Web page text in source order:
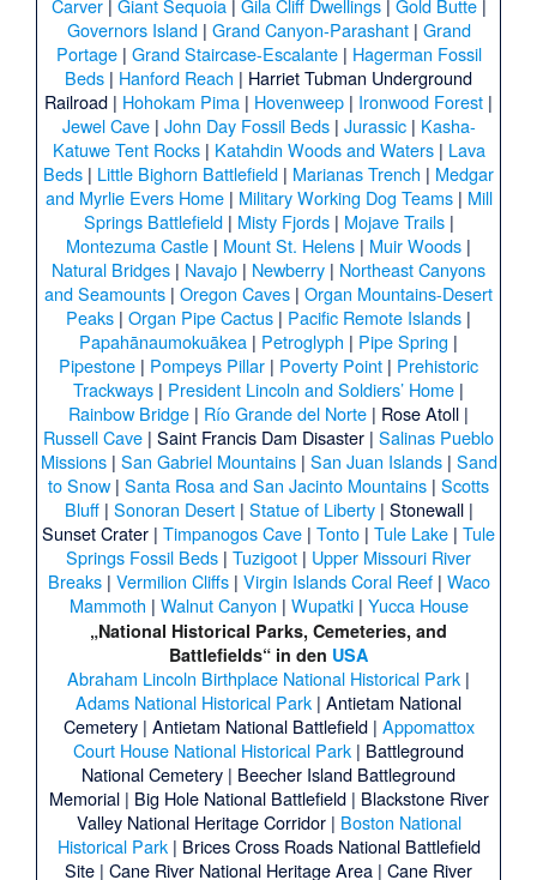
Carver| Giant Sequoia| Gila Cliff Dwellings| Gold Butte|
Governors Island| Grand Canyon-Parashant| Grand
Portage| Grand Staircase-Escalante| Hagerman Fossil
Beds | Hanford Reach | Harriet Tubman Underground
Railroad | Hohokam Pima | Hovenweep | Ironwood Forest |
Jewel Cave| John Day Fossil Beds| Jurassic| Kasha-
Katuwe Tent Rocks| Katahdin Woods and Waters| Lava
Beds | Little Bighorn Battlefield | Marianas Trench | Medgar
and Myrlie Evers Home| Military Working Dog Teams| Mill
Springs Battlefield| Misty Fjords| Mojave Trails|
Montezuma Castle | Mount St. Helens | Muir Woods |
Natural Bridges | Navajo | Newberry | Northeast Canyons
and Seamounts | Oregon Caves | Organ Mountains-Desert
Peaks | Organ Pipe Cactus | Pacific Remote Islands |
Papahānaumokuākea | Petroglyph | Pipe Spring |
Pipestone | Pompeys Pillar | Poverty Point | Prehistoric
Trackways | President Lincoln and Soldiers’ Home |
Rainbow Bridge | Río Grande del Norte | Rose Atoll |
Russell Cave | Saint Francis Dam Disaster | Salinas Pueblo
Missions| San Gabriel Mountains| San Juan Islands| Sand
to Snow | Santa Rosa and San Jacinto Mountains | Scotts
Bluff| Sonoran Desert| Statue of Liberty| Stonewall|
Sunset Crater | Timpanogos Cave | Tonto | Tule Lake | Tule
Springs Fossil Beds | Tuzigoot | Upper Missouri River
Breaks| Vermilion Cliffs| Virgin Islands Coral Reef| Waco
Mammoth | Walnut Canyon | Wupatki| Yucca House
„National Historical Parks, Cemeteries, and
Battlefields“ in den USA
Abraham Lincoln Birthplace National Historical Park |
Adams National Historical Park | Antietam National
Cemetery| Antietam National Battlefield| Appomattox
Court House National Historical Park | Battleground
National Cemetery | Beecher Island Battleground
Memorial| Big Hole National Battlefield| Blackstone River
Valley National Heritage Corridor| Boston National
Historical Park| Brices Cross Roads National Battlefield
Site | Cane River National Heritage Area | Cane River